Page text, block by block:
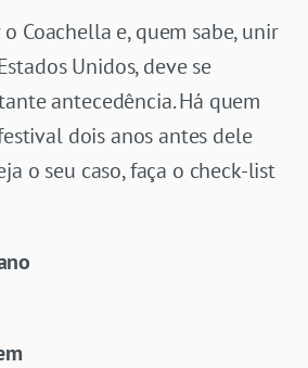
Coachella e, quem sabe, unir
Unidos, deve se
antecedência. Há quem
dois anos antes dele
o seu caso, faça o check-list